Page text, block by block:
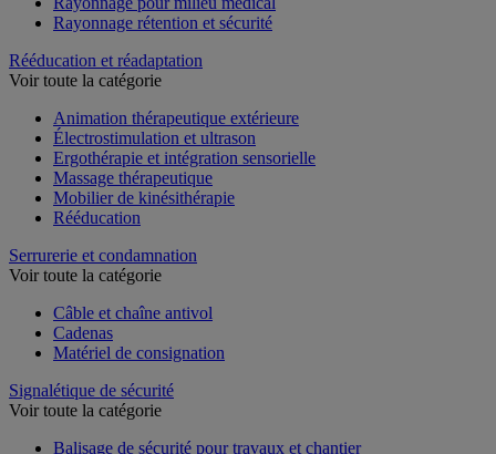
Rayonnage pour milieu médical
Rééducation et réadaptation
Animation thérapeutique extérieure
Électrostimulation et ultrason
Ergothérapie et intégration sensorielle
Massage thérapeutique
Mobilier de kinésithérapie
Serrurerie et condamnation
Câble et chaîne antivol
Cadenas
Signalétique de sécurité